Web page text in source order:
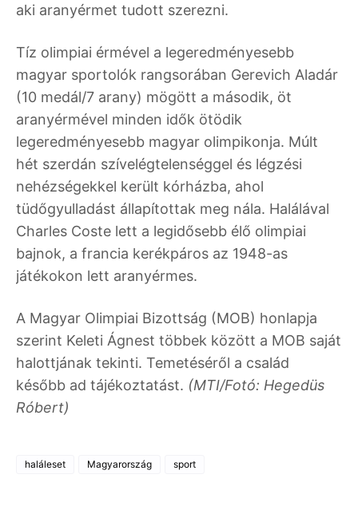
aki aranyérmet tudott szerezni.
Tíz olimpiai érmével a legeredményesebb
magyar sportolók rangsorában Gerevich Aladár
(10 medál/7 arany) mögött a második, öt
aranyérmével minden idők ötödik
legeredményesebb magyar olimpikonja. Múlt
hét szerdán szívelégtelenséggel és légzési
nehézségekkel került kórházba, ahol
tüdőgyulladást állapítottak meg nála. Halálával
Charles Coste lett a legidősebb élő olimpiai
bajnok, a francia kerékpáros az 1948-as
játékokon lett aranyérmes.
A Magyar Olimpiai Bizottság (MOB) honlapja
szerint Keleti Ágnest többek között a MOB saját
halottjának tekinti. Temetéséről a család
később ad tájékoztatást. (MTI/Fotó: Hegedüs
Róbert)
haláleset Magyarország sport